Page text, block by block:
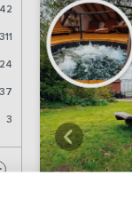
42
311
24
37
3